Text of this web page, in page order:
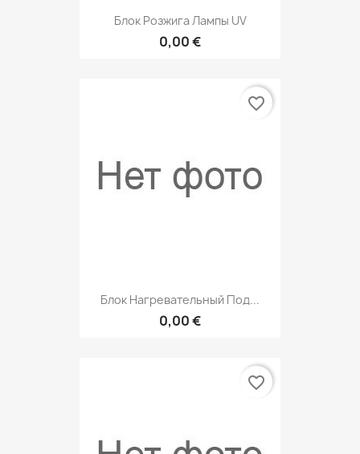
Блок Розжига Лампы UV
0,00 €
Блок Нагревательный Под...
0,00 €
favorite_border
favorite_border